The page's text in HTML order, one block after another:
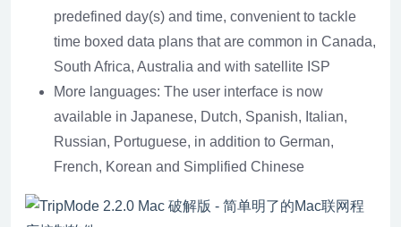
predefined day(s) and time, convenient to tackle
time boxed data plans that are common in Canada,
South Africa, Australia and with satellite ISP
More languages: The user interface is now
available in Japanese, Dutch, Spanish, Italian,
Russian, Portuguese, in addition to German,
French, Korean and Simplified Chinese